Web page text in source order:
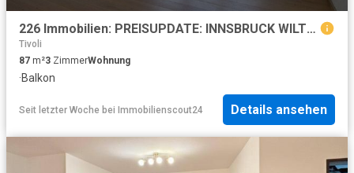
226 Immobilien: PREISUPDATE: INNSBRUCK WILTEN, NÄHE UNIVERSITÄT / KLINIK | 3 Zimmer Wohnung + separate Küche | 2 Balkone
Tivoli
87 m²3 ZimmerWohnung
·Balkon
Seit letzter Woche bei Immobilienscout24 Details ansehen